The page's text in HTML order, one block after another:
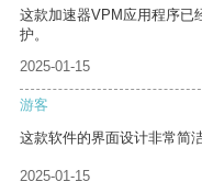
这款加速器VPM应用程序已
护。
2025-01-15
游客
这款软件的界面设计非常简
2025-01-15